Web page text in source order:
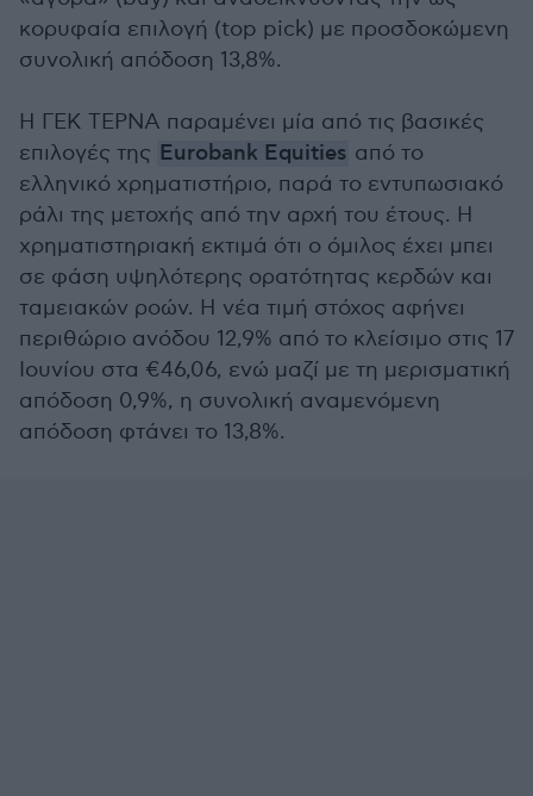
κορυφαία επιλογή (top pick) με προσδοκώμενη
συνολική απόδοση 13,8%.
Η ΓΕΚ ΤΕΡΝΑ παραμένει μία από τις βασικές
επιλογές της Eurobank Equities από το
ελληνικό χρηματιστήριο, παρά το εντυπωσιακό
ράλι της μετοχής από την αρχή του έτους. Η
χρηματιστηριακή εκτιμά ότι ο όμιλος έχει μπει
σε φάση υψηλότερης ορατότητας κερδών και
ταμειακών ροών. Η νέα τιμή στόχος αφήνει
περιθώριο ανόδου 12,9% από το κλείσιμο στις 17
Ιουνίου στα €46,06, ενώ μαζί με τη μερισματική
απόδοση 0,9%, η συνολική αναμενόμενη
απόδοση φτάνει το 13,8%.